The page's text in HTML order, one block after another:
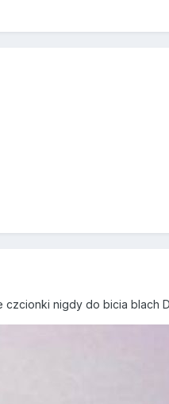
nigdy do bicia blach